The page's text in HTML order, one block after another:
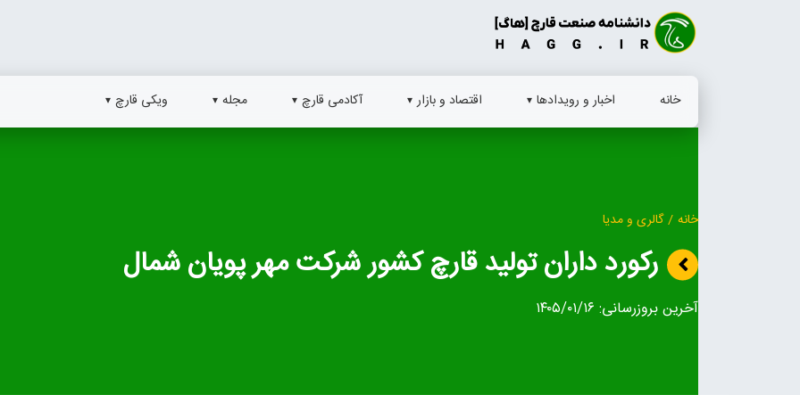
خانه اخبار و رویدادها اقتصاد و بازار آکادمی قارچ مجله ویکی قارچ
خانه / گالری و مدیا
رکورد داران تولید قارچ کشور شرکت مهر پویان شمال
آخرین بروزرسانی: ۱۴۰۵/۰۱/۱۶